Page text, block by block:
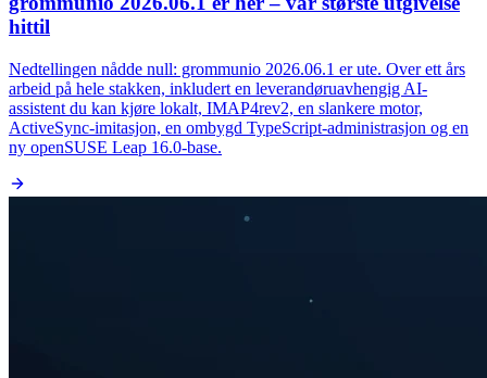
hittil
Nedtellingen nådde null: grommunio 2026.06.1 er ute. Over ett års
arbeid på hele stakken, inkludert en leverandøruavhengig AI-
assistent du kan kjøre lokalt, IMAP4rev2, en slankere motor,
ActiveSync-imitasjon, en ombygd TypeScript-administrasjon og en
ny openSUSE Leap 16.0-base.